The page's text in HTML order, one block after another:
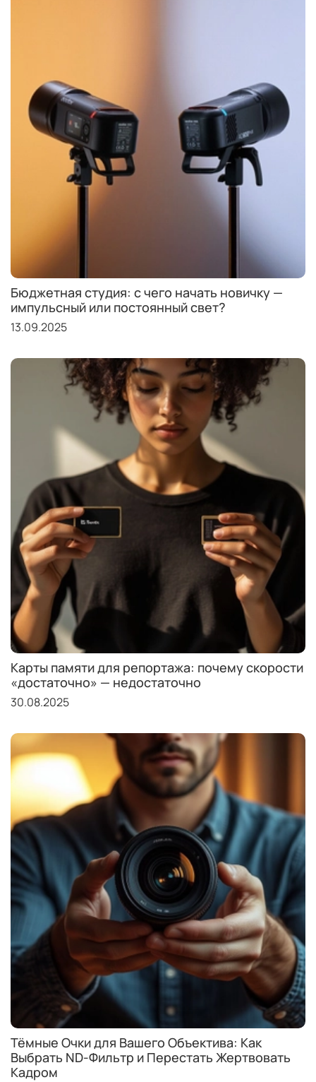
Бюджетная студия: с чего начать новичку —
импульсный или постоянный свет?
13.09.2025
Карты памяти для репортажа: почему скорости
«достаточно» — недостаточно
30.08.2025
Тёмные Очки для Вашего Объектива: Как
Выбрать ND-Фильтр и Перестать Жертвовать
Кадром